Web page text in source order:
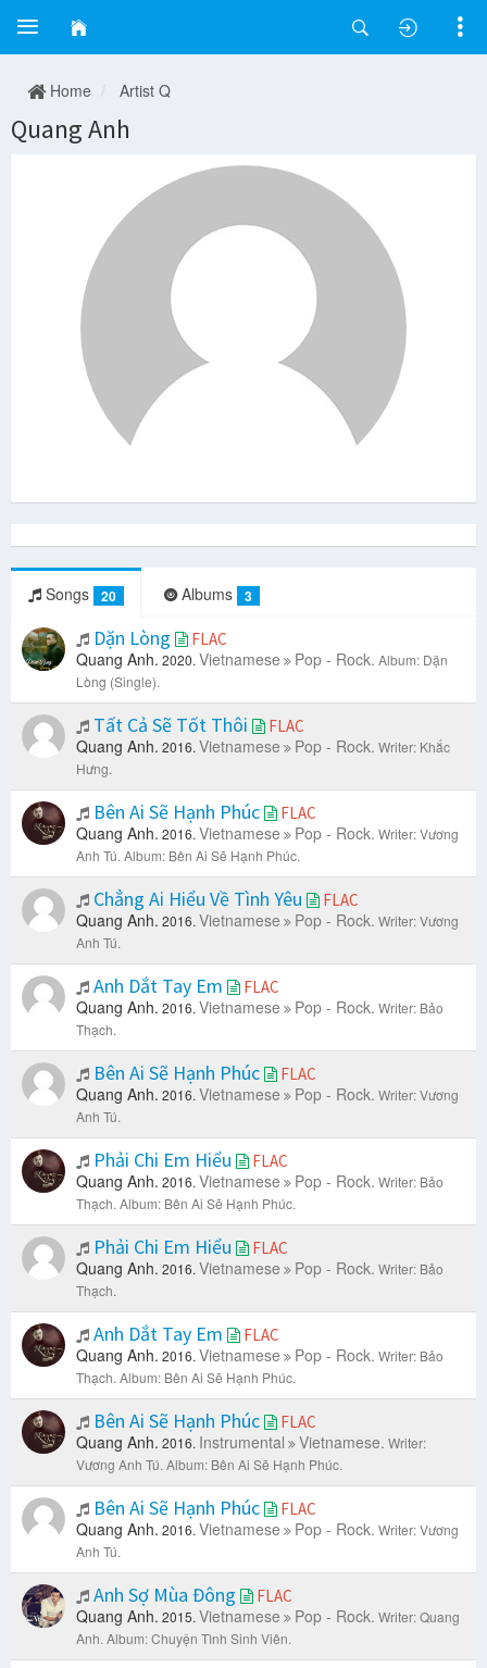
Home Artist Q
Quang Anh
Songs 20 Albums 3
Dặn Lòng FLAC
Quang Anh. 2020. Vietnamese Pop - Rock. Album: Dặn
Lòng (Single).
Tất Cả Sẽ Tốt Thôi FLAC
Quang Anh. 2016. Vietnamese Pop - Rock. Writer: Khắc
Hưng.
Bên Ai Sẽ Hạnh Phúc FLAC
Quang Anh. 2016. Vietnamese Pop - Rock. Writer: Vương
Anh Tú. Album: Bên Ai Sẽ Hạnh Phúc.
Chẳng Ai Hiểu Về Tình Yêu FLAC
Quang Anh. 2016. Vietnamese Pop - Rock. Writer: Vương
Anh Tú.
Anh Dắt Tay Em FLAC
Quang Anh. 2016. Vietnamese Pop - Rock. Writer: Bảo
Thạch.
Bên Ai Sẽ Hạnh Phúc FLAC
Quang Anh. 2016. Vietnamese Pop - Rock. Writer: Vương
Anh Tú.
Phải Chi Em Hiểu FLAC
Quang Anh. 2016. Vietnamese Pop - Rock. Writer: Bảo
Thạch. Album: Bên Ai Sẽ Hạnh Phúc.
Phải Chi Em Hiểu FLAC
Quang Anh. 2016. Vietnamese Pop - Rock. Writer: Bảo
Thạch.
Anh Dắt Tay Em FLAC
Quang Anh. 2016. Vietnamese Pop - Rock. Writer: Bảo
Thạch. Album: Bên Ai Sẽ Hạnh Phúc.
Bên Ai Sẽ Hạnh Phúc FLAC
Quang Anh. 2016. Instrumental Vietnamese. Writer:
Vương Anh Tú. Album: Bên Ai Sẽ Hạnh Phúc.
Bên Ai Sẽ Hạnh Phúc FLAC
Quang Anh. 2016. Vietnamese Pop - Rock. Writer: Vương
Anh Tú.
Anh Sợ Mùa Đông FLAC
Quang Anh. 2015. Vietnamese Pop - Rock. Writer: Quang
Anh. Album: Chuyện Tình Sinh Viên.